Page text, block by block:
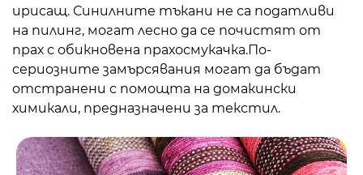
ирисащ. Синилните тъкани не са податливи
на пилинг, могат лесно да се почистят от
прах с обикновена прахосмукачка.По-
сериозните замърсявания могат да бъдат
отстранени с помощта на домакински
химикали, предназначени за текстил.